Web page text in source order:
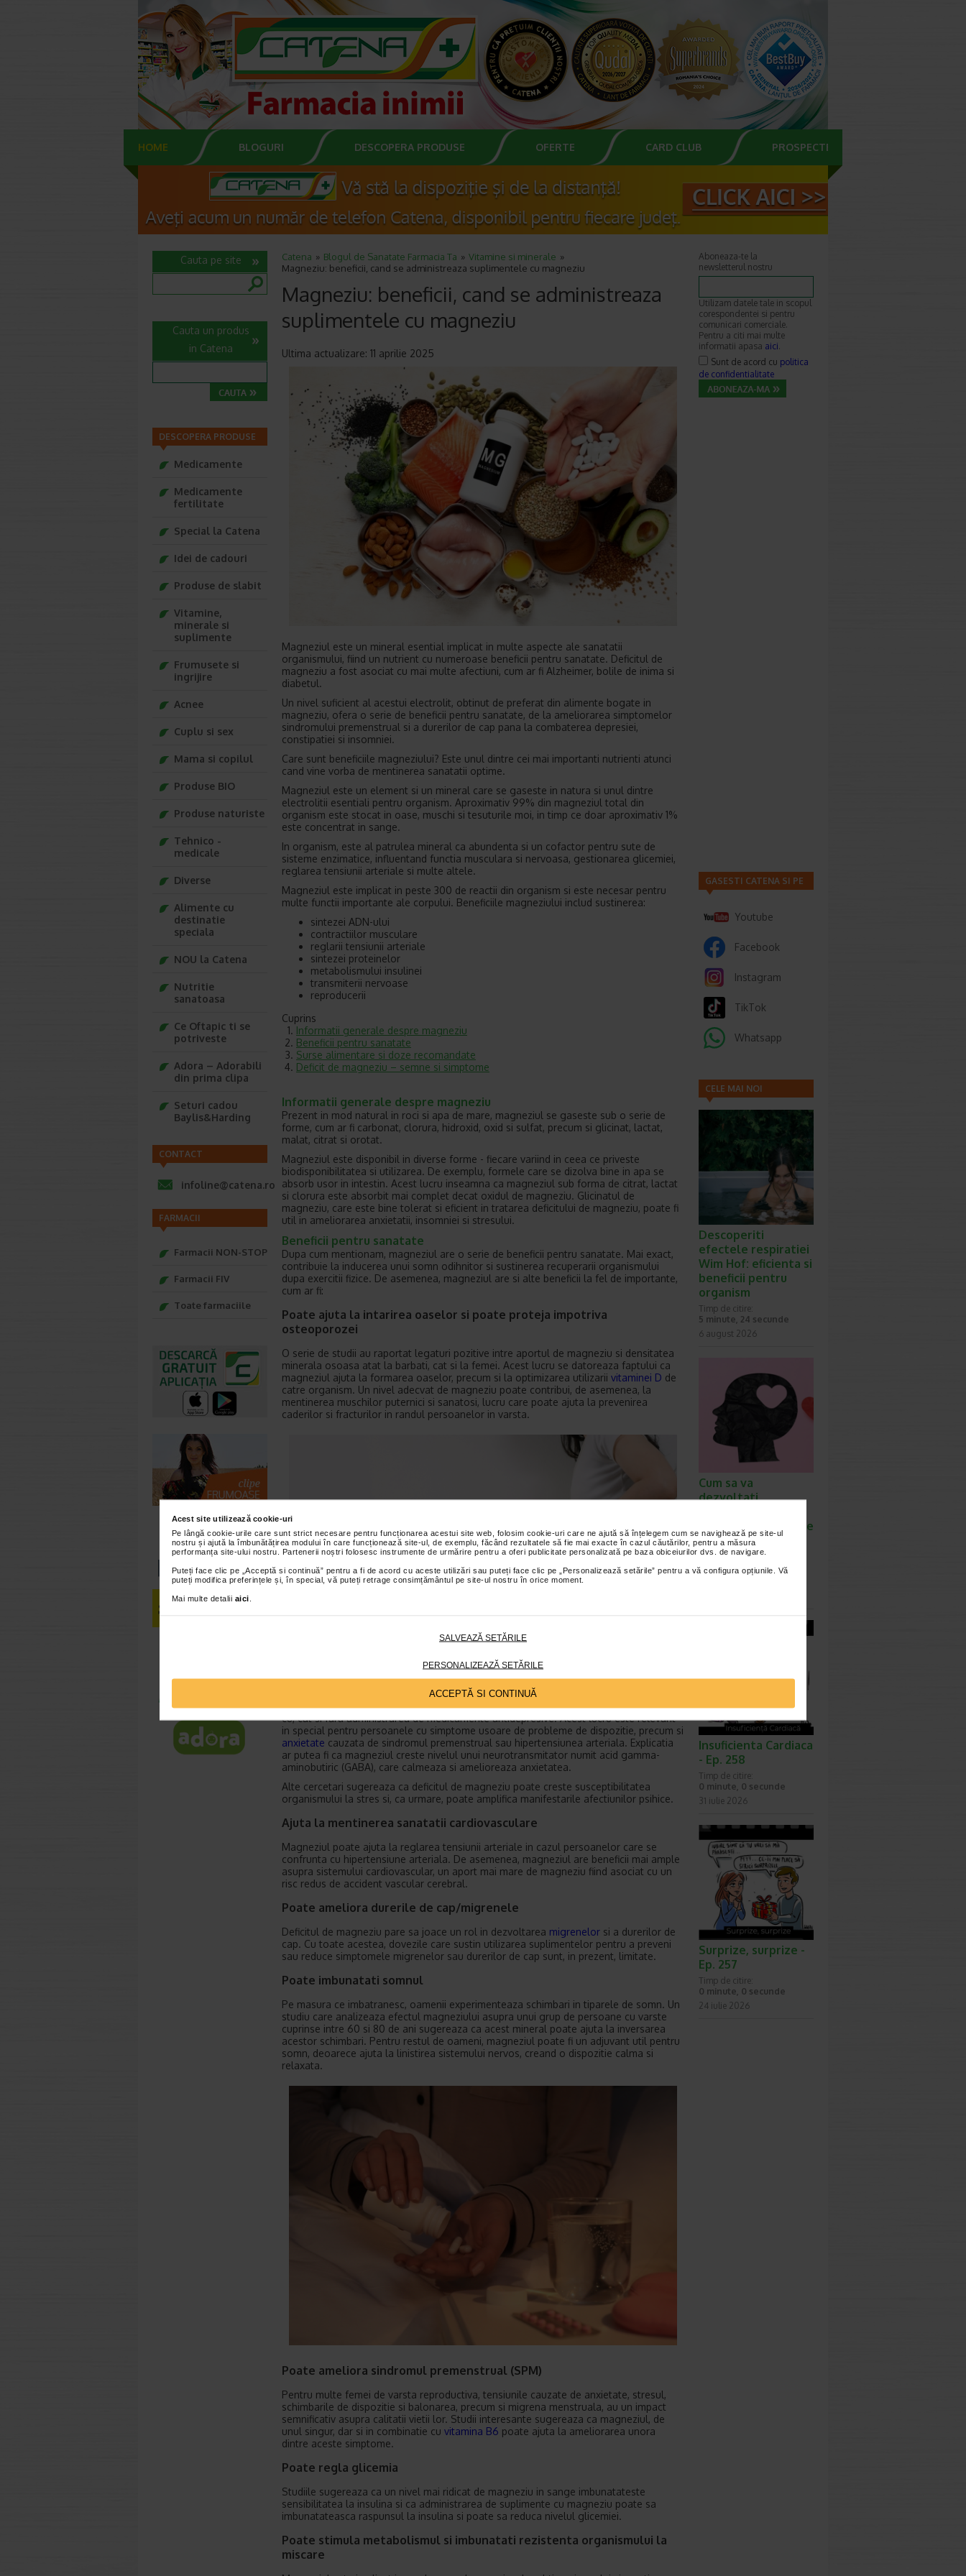
Acest site utilizează cookie-uri
Pe lângă cookie-urile care sunt strict necesare pentru funcționarea acestui site web, folosim cookie-uri care ne ajută să înțelegem cum se navighează pe site-ul
nostru și ajută la îmbunătățirea modului în care funcționează site-ul, de exemplu, făcând rezultatele să fie mai exacte în cazul căutărilor, pentru a măsura
performanța site-ului nostru. Partenerii noștri folosesc instrumente de urmărire pentru a oferi publicitate personalizată pe baza obiceiurilor dvs. de navigare.
Puteți face clic pe „Acceptă si continuă” pentru a fi de acord cu aceste utilizări sau puteți face clic pe „Personalizează setările” pentru a vă configura opțiunile. Vă
puteți modifica preferințele și, în special, vă puteți retrage consimțământul pe site-ul nostru în orice moment.
Mai multe detalii aici
SALVEAZĂ SETĂRILE
PERSONALIZEAZĂ SETĂRILE
ACCEPTĂ SI CONTINUĂ
HOME BLOGURI DESCOPERA PRODUSE OFERTE CARD CLUB PROSPECTE
Catena Blogul de Sanatate Farmacia Ta
Vitamine si minerale
Magneziu: beneficii, cand se administreaza suplimentele cu magneziu
Magneziu: beneficii, cand se administreaza
suplimentele cu magneziu
Ultima actualizare: 11 aprilie 2025
Magneziul este un mineral esential implicat in multe aspecte ale sanatatii
organismului, fiind un nutrient cu numeroase beneficii pentru sanatate. Deficitul de
magneziu a fost asociat cu mai multe afectiuni, cum ar fi Alzheimer, bolile de inima si
diabetul.
Un nivel suficient al acestui electrolit, obtinut de preferat din alimente bogate in
magneziu, ofera o serie de beneficii pentru sanatate, de la ameliorarea simptomelor
sindromului premenstrual si a durerilor de cap pana la combaterea depresiei,
constipatiei si insomniei.
Care sunt beneficiile magneziului? Este unul dintre cei mai importanti nutrienti atunci
cand vine vorba de mentinerea sanatatii optime.
Magneziul este un element si un mineral care se gaseste in natura si unul dintre
electrolitii esentiali pentru organism. Aproximativ 99% din magneziul total din
organism este stocat in oase, muschi si tesuturile moi, in timp ce doar aproximativ 1%
este concentrat in sange.
In organism, este al patrulea mineral ca abundenta si un cofactor pentru sute de
sisteme enzimatice, influentand functia musculara si nervoasa, gestionarea glicemiei,
reglarea tensiunii arteriale si multe altele.
Magneziul este implicat in peste 300 de reactii din organism si este necesar pentru
multe functii importante ale corpului. Beneficiile magneziului includ sustinerea:
sintezei ADN-ului
contractiilor musculare
reglarii tensiunii arteriale
sintezei proteinelor
metabolismului insulinei
transmiterii nervoase
reproducerii
Cuprins
Informatii generale despre magneziu
Beneficii pentru sanatate
Surse alimentare si doze recomandate
Deficit de magneziu – semne si simptome
Informatii generale despre magneziu
Prezent in mod natural in roci si apa de mare, magneziul se gaseste sub o serie de
forme, cum ar fi carbonat, clorura, hidroxid, oxid si sulfat, precum si glicinat, lactat,
malat, citrat si orotat.
Magneziul este disponibil in diverse forme - fiecare variind in ceea ce priveste
biodisponibilitatea si utilizarea. De exemplu, formele care se dizolva bine in apa se
absorb usor in intestin. Acest lucru inseamna ca magneziul sub forma de citrat, lactat
si clorura este absorbit mai complet decat oxidul de magneziu. Glicinatul de
magneziu, care este bine tolerat si eficient in tratarea deficitului de magneziu, poate fi
util in ameliorarea anxietatii, insomniei si stresului.
Beneficii pentru sanatate
Dupa cum mentionam, magneziul are o serie de beneficii pentru sanatate. Mai exact,
contribuie la inducerea unui somn odihnitor si sustinerea recuperarii organismului
dupa exercitii fizice. De asemenea, magneziul are si alte beneficii la fel de importante,
cum ar fi:
Poate ajuta la intarirea oaselor si poate proteja impotriva
osteoporozei
O serie de studii au raportat legaturi pozitive intre aportul de magneziu si densitatea
minerala osoasa atat la barbati, cat si la femei. Acest lucru se datoreaza faptului ca
magneziul ajuta la formarea oaselor, precum si la optimizarea utilizarii vitaminei D de
catre organism. Un nivel adecvat de magneziu poate contribui, de asemenea, la
mentinerea muschilor puternici si sanatosi, lucru care poate ajuta la prevenirea
caderilor si fracturilor in randul persoanelor in varsta.
Poate ajuta la ameliorarea depresiei si anxietatii
S-a demonstrat ca magneziul poate imbunatati dispozitia, iar efectele pot aparea atat
cu, cat si fara administrarea de medicamente antidepresive. Acest lucru este relevant
in special pentru persoanele cu simptome usoare de probleme de dispozitie, precum si
anxietate cauzata de sindromul premenstrual sau hipertensiunea arteriala. Explicatia
ar putea fi ca magneziul creste nivelul unui neurotransmitator numit acid gamma-
aminobutiric (GABA), care calmeaza si amelioreaza anxietatea.
Alte cercetari sugereaza ca deficitul de magneziu poate creste susceptibilitatea
organismului la stres si, ca urmare, poate amplifica manifestarile afectiunilor psihice.
Ajuta la mentinerea sanatatii cardiovasculare
Magneziul poate ajuta la reglarea tensiunii arteriale in cazul persoanelor care se
confrunta cu hipertensiune arteriala. De asemenea, magneziul are beneficii mai ample
asupra sistemului cardiovascular, un aport mai mare de magneziu fiind asociat cu un
risc redus de accident vascular cerebral.
Poate ameliora durerile de cap/migrenele
Deficitul de magneziu pare sa joace un rol in dezvoltarea migrenelor si a durerilor de
cap. Cu toate acestea, dovezile care sustin utilizarea suplimentelor pentru a preveni
sau reduce simptomele migrenelor sau durerilor de cap sunt, in prezent, limitate.
Poate imbunatati somnul
Pe masura ce imbatranesc, oamenii experimenteaza schimbari in tiparele de somn. Un
studiu care analizeaza efectul magneziului asupra unui grup de persoane cu varste
cuprinse intre 60 si 80 de ani sugereaza ca acest mineral poate ajuta la inversarea
acestor schimbari. Pentru restul de oameni, magneziul poate fi un adjuvant util pentru
somn, deoarece ajuta la linistirea sistemului nervos, creand o dispozitie calma si
relaxata.
Poate ameliora sindromul premenstrual (SPM)
Pentru multe femei de varsta reproductiva, tensiunile cauzate de anxietate, stresul,
schimbarile de dispozitie si balonarea, precum si migrena menstruala, au un impact
semnificativ asupra calitatii vietii lor. Studii interesante sugereaza ca magneziul, de
unul singur, dar si in combinatie cu vitamina B6 poate ajuta la ameliorarea unora
dintre aceste simptome.
Poate regla glicemia
Studiile sugereaza ca un nivel mai ridicat de magneziu in sange imbunatateste
sensibilitatea la insulina si ca administrarea de suplimente cu magneziu poate sa
imbunatateasca raspunsul la insulina si poate sa reduca nivelul glicemiei.
Poate stimula metabolismul si imbunatati rezistenta organismului la
miscare
Cauta pe site
Cauta un produs
in Catena
DESCOPERA PRODUSE
Medicamente
Medicamente
fertilitate
Special la Catena
Idei de cadouri
Produse de slabit
Vitamine,
minerale si
suplimente
Frumusete si
ingrijire
Acnee
Cuplu si sex
Mama si copilul
Produse BIO
Produse naturiste
Tehnico -
medicale
Diverse
Alimente cu
destinatie
speciala
NOU la Catena
Nutritie
sanatoasa
Ce Oftapic ti se
potriveste
Adora – Adorabili
din prima clipa
Seturi cadou
Baylis&Harding
CONTACT
infoline@catena.ro
FARMACII
Farmacii NON-STOP
Farmacii FIV
Toate farmaciile
Aboneaza-te la
newsletterul nostru
Utilizam datele tale in scopul
corespondentei si pentru
comunicari comerciale.
Pentru a citi mai multe
informatii apasa aici.
Sunt de acord cu politica
de confidentialitate
GASESTI CATENA SI PE
Youtube
Facebook
Instagram
TikTok
Whatsapp
CELE MAI NOI
Descoperiti
efectele respiratiei
Wim Hof: eficienta si
beneficii pentru
organism
Timp de citire:
5 minute, 24 secunde
6 august 2026
Cum sa va
dezvoltati
emotionala: metode
prin care va puteti
imbunatati EQ-ul
Timp de citire:
Insuficienta Cardiaca
- Ep. 258
Timp de citire:
0 minute, 0 secunde
31 iulie 2026
Surprize, surprize -
Ep. 257
Timp de citire:
0 minute, 0 secunde
24 iulie 2026